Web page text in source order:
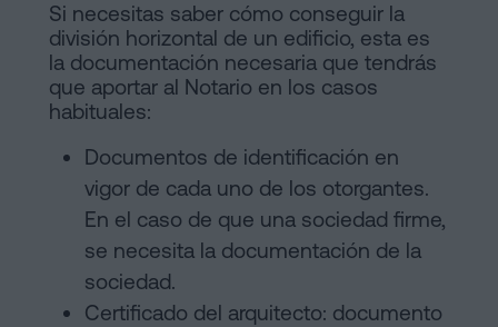
Si necesitas saber cómo conseguir la
división horizontal de un edificio, esta es
la documentación necesaria que tendrás
que aportar al Notario en los casos
habituales:
Documentos de identificación en
vigor de cada uno de los otorgantes.
En el caso de que una sociedad firme,
se necesita la documentación de la
sociedad.
Certificado del arquitecto: documento